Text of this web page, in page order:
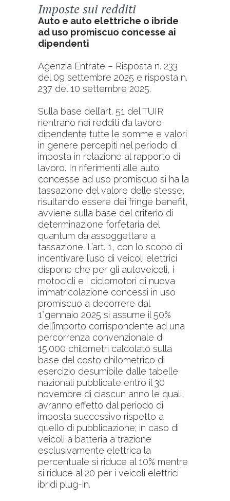
Imposte sui redditi
Auto e auto elettriche o ibride
ad uso promiscuo concesse ai
dipendenti
Agenzia Entrate – Risposta n. 233
del 09 settembre 2025 e risposta n.
237 del 10 settembre 2025.
Sulla base dell’art. 51 del TUIR
rientrano nei redditi da lavoro
dipendente tutte le somme e valori
in genere percepiti nel periodo di
imposta in relazione al rapporto di
lavoro. In riferimenti alle auto
concesse ad uso promiscuo si ha la
tassazione del valore delle stesse,
risultando essere dei fringe benefit,
avviene sulla base del criterio di
determinazione forfetaria del
quantum da assoggettare a
tassazione. L’art. 1, con lo scopo di
incentivare l’uso di veicoli elettrici
dispone che per gli autoveicoli, i
motocicli e i ciclomotori di nuova
immatricolazione concessi in uso
promiscuo a decorrere dal
1°gennaio 2025 si assume il 50%
dell’importo corrispondente ad una
percorrenza convenzionale di
15.000 chilometri calcolato sulla
base del costo chilometrico di
esercizio desumibile dalle tabelle
nazionali pubblicate entro il 30
novembre di ciascun anno le quali,
avranno effetto dal periodo di
imposta successivo rispetto a
quello di pubblicazione; in caso di
veicoli a batteria a trazione
esclusivamente elettrica la
percentuale si riduce al 10% mentre
si riduce al 20 per i veicoli elettrici
ibridi plug-in.